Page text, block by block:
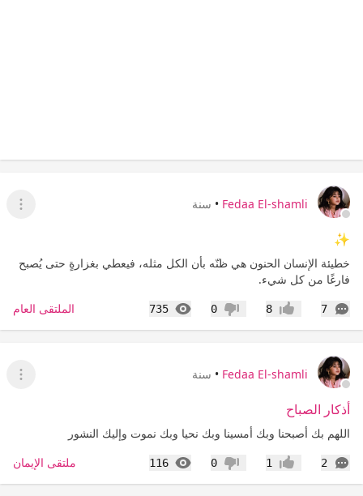
Fedaa El-shamli
• سنة
عرض
✨
خطيئة الإنسان الحنون هي ظنّه بأن الكل مثله، فيعطي بغزارةٍ حتى يُصبح
فارغًا من كل شيء.
7
التعليقات إعجاب8 عدم إعجاب
0
735
المشاهدات الملتقى العام
Fedaa El-shamli
• سنة
عرض
أذكار الصباح
اللهم بك أصبحنا وبك أمسينا وبك نحيا وبك نموت وإليك النشور
2
التعليقات إعجاب1 عدم إعجاب
0
116
المشاهدات ملتقى الإيمان